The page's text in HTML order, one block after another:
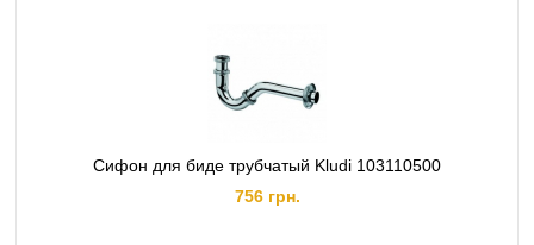
Сифон для биде трубчатый Kludi 103110500
756 грн.